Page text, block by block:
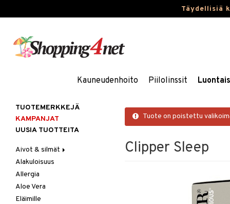
Täydellisiä
Kauneudenhoito Piilolinssit
Tuote on poistettu
Clipper Sleep
TUOTEMERKKEJÄ
KAMPANJAT
UUSIA TUOTTEITA
Aivot & silmät
Muisti
Rasvahapot
Silmät
Alakuloisuus
Allergia
Aloe Vera
Eläimille